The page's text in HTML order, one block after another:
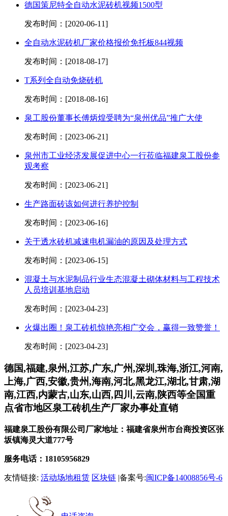
德国策尼特全自动水泥砖机视频1500型
发布时间：[2020-06-11]
全自动水泥砖机厂家价格报价免托板844视频
发布时间：[2018-08-17]
T系列全自动免烧砖机
发布时间：[2018-08-16]
泉工股份董事长傅炳煌受聘为“泉州优品”推广大使
发布时间：[2023-06-21]
泉州市工业经济发展促进中心一行莅临福建泉工股份参
观考察
发布时间：[2023-06-21]
生产路面砖该如何进行养护控制
发布时间：[2023-06-16]
关于透水砖机减速电机漏油的原因及处理方式
发布时间：[2023-06-15]
混凝土与水泥制品行业生态混凝土砌体材料与工程技术
人员培训基地启动
发布时间：[2023-04-23]
火爆出圈！泉工砖机惊艳亮相广交会，赢得一致赞誉！
发布时间：[2023-04-23]
德国,福建,泉州,江苏,广东,广州,深圳,珠海,浙江,河南,
上海,广西,安徽,贵州,海南,河北,黑龙江,湖北,甘肃,湖
南,江西,内蒙古,山东,山西,四川,云南,陕西等全国重
点省市地区泉工砖机生产厂家办事处直销
福建泉工股份有限公司厂家地址：福建省泉州市台商投资区张
坂镇海灵大道777号
服务电话：18105956829
友情链接: 活动场地租赁 区块链 |备案号:闽ICP备14008856号-6